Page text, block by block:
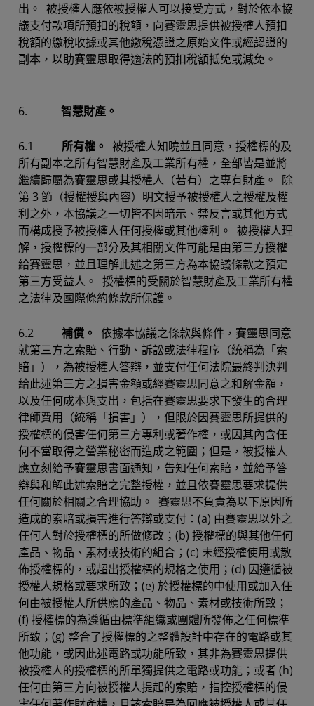
出。 被授權人應依被授權人可以接受方式，對於依本協
議支付款項所預扣的稅額，向賽靈思提供被授權人預扣
稅額的繳稅收據或其他繳稅憑證之原始文件或經認證的
副本，以助賽靈思取得適法的預扣稅額抵免或減免。
6. 智慧財產。
6.1 所有權。 被授權人知曉並且同意，授權標的及
所有副本之所有智慧財產及工業所有權，全部皆是並將
繼續歸屬為賽靈思或其授權人（若有）之專有財產。 除
第 3 節（授權授與內容）明文授予被授權人之授權及權
利之外，本協議之一切皆不因暗示、禁反言或其他方式
而構成授予被授權人任何授權或其他權利。 被授權人理
解，授權標的一部分及其相關文件可能是由第三方授權
給賽靈思，並且理解此述之第三方為本協議條款之預定
第三方受益人。 授權標的受關於智慧財產及工業所有權
之法律及國際條約條款所保護。
6.2 補償。 依據本協議之條款與條件，賽靈思同意
就第三方之索賠、行動、訴訟或法律程序（統稱為「索
賠」），為被授權人答辯，並支付任何法院最終判決判
給此述第三方之損害金額或經賽靈思同意之和解金額，
以及任何成本與支出，包括在賽靈思要求下發生的合理
律師費用（統稱「損害」），但限於因賽靈思所提供的
授權標的侵害任何第三方專利或著作權，或因其內含任
何不當取得之營業秘密而造成之範圍；但是，被授權人
應立刻給予賽靈思書面通知，告知任何索賠，並給予答
辯與和解此述索賠之完整授權，並且依賽靈思要求提供
任何關於相關之合理協助。 賽靈思不負責為以下原因所
造成的索賠或損害進行答辯或支付：(a) 由賽靈思以外之
任何人對於授權標的所做修改；(b) 授權標的與其他任何
產品、物品、素材或技術的組合；(c) 未經授權使用或散
佈授權標的，或超出授權標的規格之使用；(d) 因遵循被
授權人規格或要求所致；(e) 於授權標的中使用或加入任
何由被授權人所供應的產品、物品、素材或技術所致；
(f) 授權標的為遵循由標準組織或團體所發佈之任何標準
所致；(g) 整合了授權標的之整體設計中存在的電路或其
他功能，或因此述電路或功能所致，其非為賽靈思提供
被授權人的授權標的所單獨提供之電路或功能；或者 (h)
任何由第三方向被授權人提起的索賠，指控授權標的侵